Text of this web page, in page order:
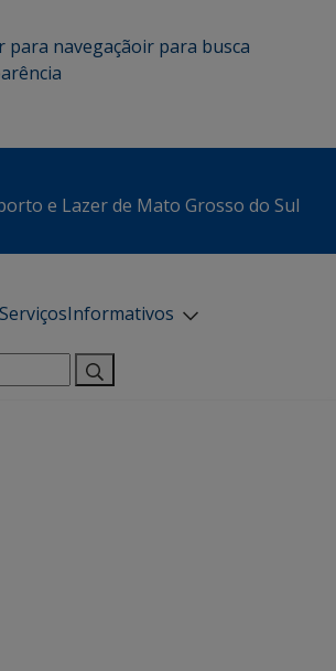
para navegaçãoir para busca
e Lazer de Mato Grosso do Sul
ServiçosInformativos